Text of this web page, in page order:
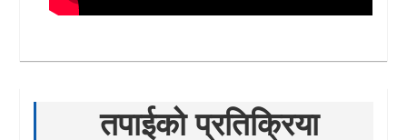
तपाईको प्रतिक्रिया